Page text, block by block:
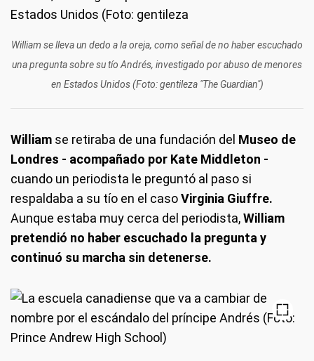
William se lleva un dedo a la oreja, como señal de no haber escuchado
una pregunta sobre su tío Andrés, investigado por abuso de menores
en Estados Unidos (Foto: gentileza "The Guardian")
William se retiraba de una fundación del Museo de
Londres - acompañado por Kate Middleton -
cuando un periodista le preguntó al paso si
respaldaba a su tío en el casoVirginia Giuffre.
Aunque estaba muy cerca del periodista,William
pretendió no haber escuchado la pregunta y
continuó su marcha sin detenerse.